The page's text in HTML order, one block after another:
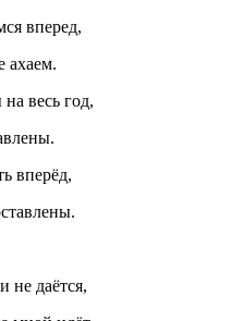
вперед,
ахаем.
весь год,
вперёд,
не даётся,